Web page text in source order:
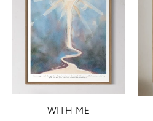
WITH ME